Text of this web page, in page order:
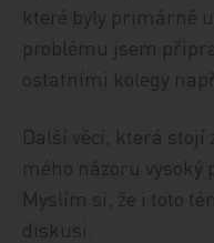
které byly primárně
problému jsem
ostatními kolegy
Další věcí, která stojí
mého názoru vysoký
Myslím si, že i toto
diskusi.